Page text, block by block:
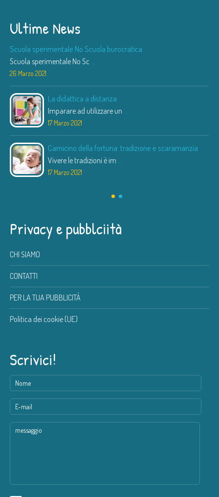
Ultime News
Scuola sperimentale No Scuola burocratica
Scuola sperimentale No Sc ...
26 Marzo 2021
La didattica a distanza
Imparare ad utilizzare un ...
17 Marzo 2021
Camicino della fortuna: tradizione e scaramanzia
Vivere le tradizioni è im ...
17 Marzo 2021
Privacy e pubblciità
CHI SIAMO
CONTATTI
PER LA TUA PUBBLICITÀ
Politica dei cookie (UE)
Scrivici!